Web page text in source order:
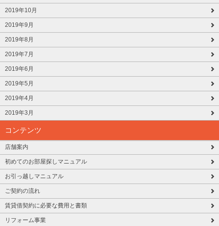
2019年10月
2019年9月
2019年8月
2019年7月
2019年6月
2019年5月
2019年4月
2019年3月
コンテンツ
店舗案内
初めてのお部屋探しマニュアル
お引っ越しマニュアル
ご契約の流れ
賃貸借契約に必要な費用と書類
リフォーム事業